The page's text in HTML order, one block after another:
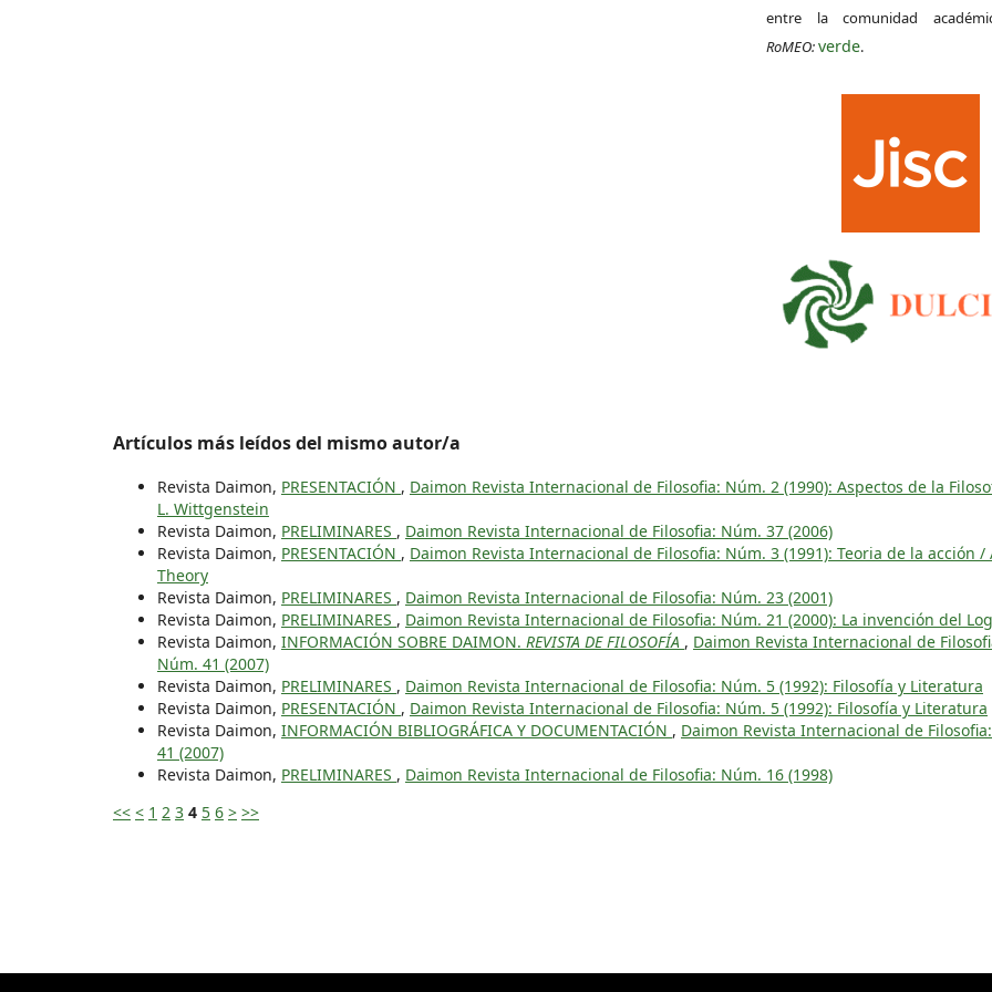
entre la comunidad
RoMEO:verde.
Artículos más leídos del mismo autor/a
Revista Daimon, PRESENTACIÓN , Daimon Revista Internacional de Filosofia: Núm. 2 (1990): Aspectos de la
L. Wittgenstein
Revista Daimon, PRELIMINARES , Daimon Revista Internacional de Filosofia: Núm. 37 (2006)
Revista Daimon, PRESENTACIÓN , Daimon Revista Internacional de Filosofia: Núm. 3 (1991): Teoria de la acción /
Theory
Revista Daimon, PRELIMINARES , Daimon Revista Internacional de Filosofia: Núm. 23 (2001)
Revista Daimon, PRELIMINARES , Daimon Revista Internacional de Filosofia: Núm. 21 (2000): La invención del
Revista Daimon, INFORMACIÓN SOBRE DAIMON. REVISTA DE FILOSOFÍA , Daimon Revista Internacional de
Núm. 41 (2007)
Revista Daimon, PRELIMINARES , Daimon Revista Internacional de Filosofia: Núm. 5 (1992): Filosofía y Literatura
Revista Daimon, PRESENTACIÓN , Daimon Revista Internacional de Filosofia: Núm. 5 (1992): Filosofía y Literatura
Revista Daimon, INFORMACIÓN BIBLIOGRÁFICA Y DOCUMENTACIÓN , Daimon Revista Internacional de
41 (2007)
Revista Daimon, PRELIMINARES , Daimon Revista Internacional de Filosofia: Núm. 16 (1998)
<< < 1 2 3 4 5 6 > >>